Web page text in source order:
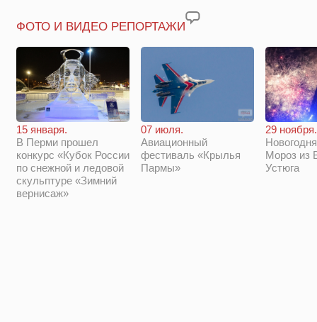
ФОТО И ВИДЕО РЕПОРТАЖИ
15 января.
В Перми прошел
конкурс «Кубок России
по снежной и ледовой
скульптуре «Зимний
вернисаж»
07 июля.
Авиационный
фестиваль «Крылья
Пармы»
29 ноября.
Мороз из
Устюга